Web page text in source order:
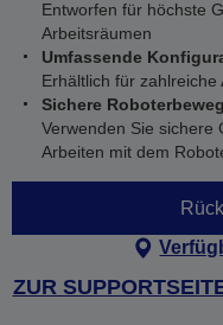
Entworfen für höchste
Arbeitsräumen
Umfassende
Erhältlich für zahlreiche
Sichere
Verwenden Sie sichere
Arbeiten mit dem
ZUR